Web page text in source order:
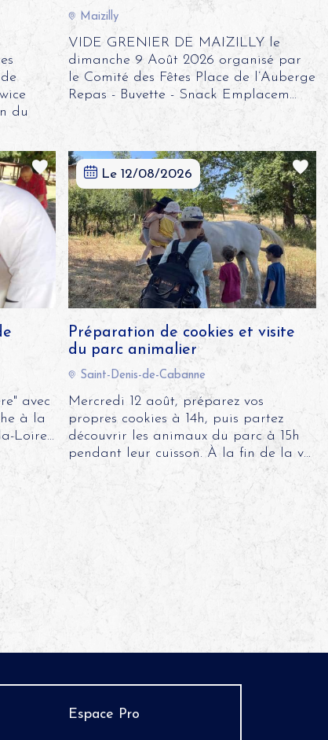
du
Maizilly
VIDE GRENIER DE MAIZILLY le
dimanche 9 Août 2026 organisé par
le Comité des Fêtes Place de l’Auberge
Repas - Buvette - Snack Emplacem...
avec
à la
Loire...
Préparation de cookies et visite
du parc animalier
Le 12/08/2026
Saint-Denis-de-Cabanne
Mercredi 12 août, préparez vos
propres cookies à 14h, puis partez
découvrir les animaux du parc à 15h
pendant leur cuisson. À la fin de la v...
Espace Pro